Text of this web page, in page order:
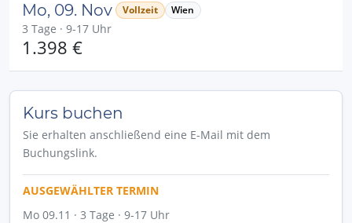
Mo, 09. Nov Vollzeit Wien
3 Tage · 9-17 Uhr
1.398 €
Kurs buchen
Sie erhalten anschließend eine E-Mail mit dem
Buchungslink.
AUSGEWÄHLTER TERMIN
Mo 09.11 · 3 Tage · 9-17 Uhr